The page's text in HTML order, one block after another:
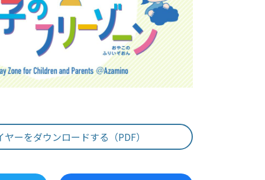
ヤーをダウンロードする（PDF）